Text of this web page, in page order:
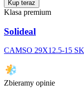
Kup teraz
Klasa premium
Solideal
CAMSO 29X12.5-15
Zbieramy opinie